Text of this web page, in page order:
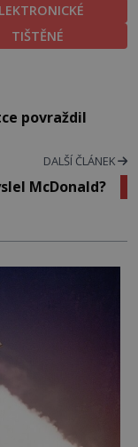
TIŠTĚNÉ
povraždil
DALŠÍ ČLÁNEK
McDonald?